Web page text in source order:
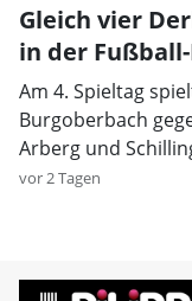
Gleich vier
in der
Am 4. Spieltag
Burgoberbach
Arberg und
vor 2 Tagen